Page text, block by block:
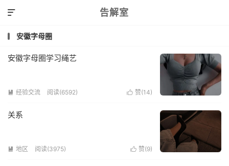
告解室

安徽字母圈
安徽字母圈学习绳艺
 赞(14)
 经验交流 阅读(6592)
关系
 赞(9)
 地区 阅读(3975)